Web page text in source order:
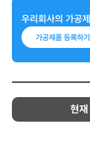
우리회사의 가공
가공제품 등록하기
현